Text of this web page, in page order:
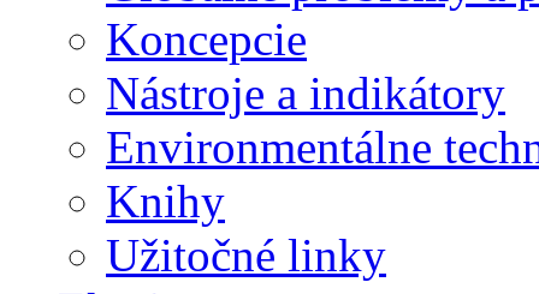
Koncepcie
Nástroje a indikátory
Environmentálne
Knihy
Užitočné linky